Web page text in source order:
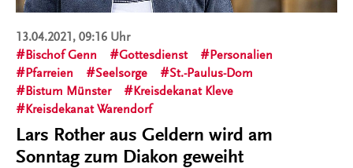
13.04.2021, 09:16 Uhr
Bischof Genn
Gottesdienst
Personalien
Pfarreien
Seelsorge
St.-Paulus-Dom
Bistum Münster
Kreisdekanat Kleve
Kreisdekanat Warendorf
Lars Rother aus Geldern wird am
Sonntag zum Diakon geweiht